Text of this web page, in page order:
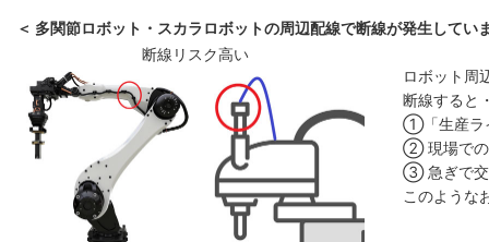
＜ 多関節ロボット・スカラロボットの周辺配線で断線が発生してい
断線リスク高い
ロボット周
断線すると
①「生産ラ
② 現場での
③ 急ぎで交
このような